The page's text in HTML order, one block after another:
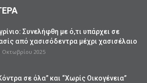
Συνελήφθη με ό,τι υπάρχει σε
από χασισόδεντρα μέχρι χασισέλαιο
Οκτωβρίου 2025
σε όλα” και “Χωρίς Οικογένεια”